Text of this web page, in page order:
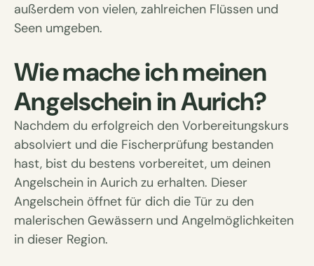
außerdem von vielen, zahlreichen Flüssen und
Seen umgeben.
Wie mache ich meinen
Angelschein in Aurich?
Nachdem du erfolgreich den Vorbereitungskurs
absolviert und die Fischerprüfung bestanden
hast, bist du bestens vorbereitet, um deinen
Angelschein in Aurich zu erhalten. Dieser
Angelschein öffnet für dich die Tür zu den
malerischen Gewässern und Angelmöglichkeiten
in dieser Region.